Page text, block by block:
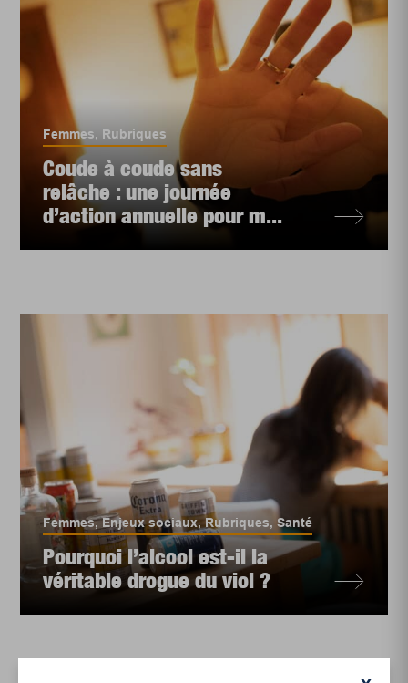
Femmes, Rubriques
Coude à coude sans
relâche : une journée
d’action annuelle pour m...
Femmes,Enjeux sociaux,Rubriques,Santé
Pourquoi l’alcool est-il la
véritable drogue du viol ?